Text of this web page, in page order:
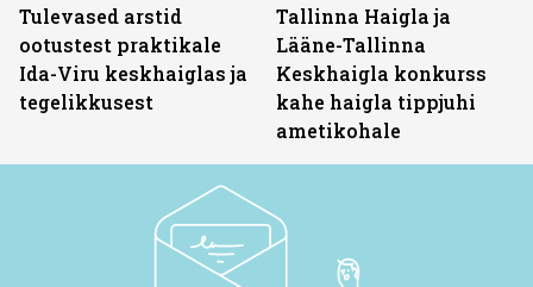
Tulevased arstid
ootustest praktikale
Ida-Viru keskhaiglas ja
tegelikkusest
Tallinna Haigla ja
Lääne-Tallinna
Keskhaigla konkurss
kahe haigla tippjuhi
ametikohale